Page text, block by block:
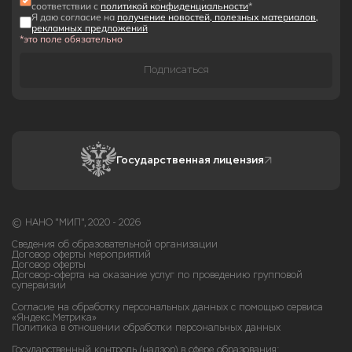
соответствии с политикой конфиденциальности*
Я даю согласие на получение новостей, полезных материалов,
рекламных предложений
*это поле обязательно
Подписаться
Государственная лицензия
© НАНО "МИП", 2020 - 2026
Сведения об образовательной организации
Договор оферты мероприятий
Договор оферты
Договор-оферта на оказание услуг по проведению групповой
супервизии
Согласие на обработку персональных данных с помощью сервиса
«Яндекс.Метрика»
Политика в отношении обработки персональных данных
Государственный контроль (надзор) в сфере образования: